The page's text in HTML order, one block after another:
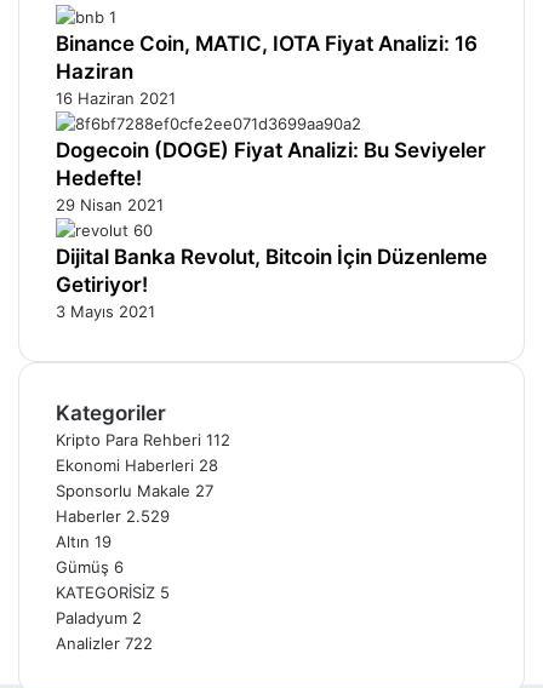
Binance Coin, MATIC, IOTA Fiyat Analizi: 16
Haziran
16 Haziran 2021
Dogecoin (DOGE) Fiyat Analizi: Bu Seviyeler
Hedefte!
29 Nisan 2021
Dijital Banka Revolut, Bitcoin İçin Düzenleme
Getiriyor!
3 Mayıs 2021
Kategoriler
Kripto Para Rehberi 112
Ekonomi Haberleri 28
Sponsorlu Makale 27
Haberler 2.529
Altın 19
Gümüş 6
KATEGORİSİZ 5
Paladyum 2
Analizler 722